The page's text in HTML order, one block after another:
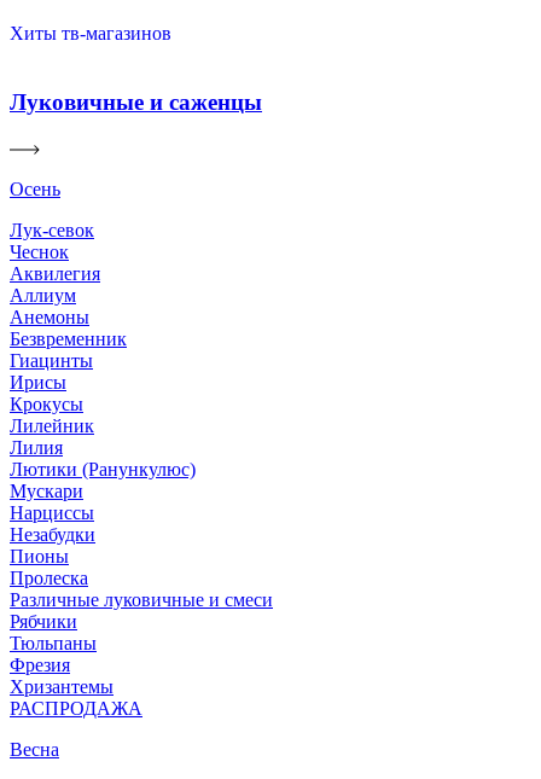
Хиты тв-магазинов
Луковичные и саженцы
Осень
Лук-севок
Чеснок
Аквилегия
Аллиум
Анемоны
Безвременник
Гиацинты
Ирисы
Крокусы
Лилейник
Лилия
Лютики (Ранункулюс)
Мускари
Нарцисcы
Незабудки
Пионы
Пролеска
Различные луковичные и смеси
Рябчики
Тюльпаны
Фрезия
Хризантемы
РАСПРОДАЖА
Весна